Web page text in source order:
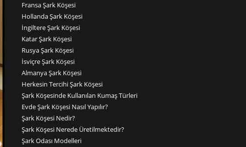
Fransa Şark Köşesi
Hollanda Şark Köşesi
İngiltere Şark Köşesi
Katar Şark Köşesi
Rusya Şark Köşesi
İsviçre Şark Köşesi
Almanya Şark Köşesi
Herkesin Tercihi Şark Köşesi
Şark Köşesinde Kullanılan Kumaş Türleri
Evde Şark Köşesi Nasıl Yapılır?
Şark Köşesi Nedir?
Şark Köşesi Nerede Üretilmektedir?
Şark Odası Modelleri